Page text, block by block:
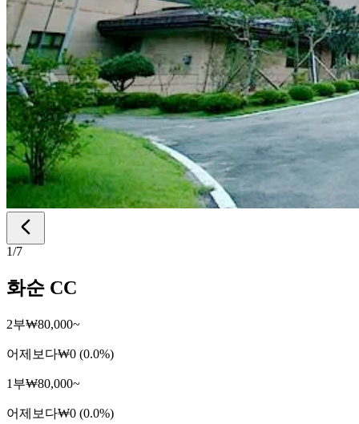
1/7
화순 CC
2부₩80,000~
어제보다₩0 (0.0%)
1부₩80,000~
어제보다₩0 (0.0%)